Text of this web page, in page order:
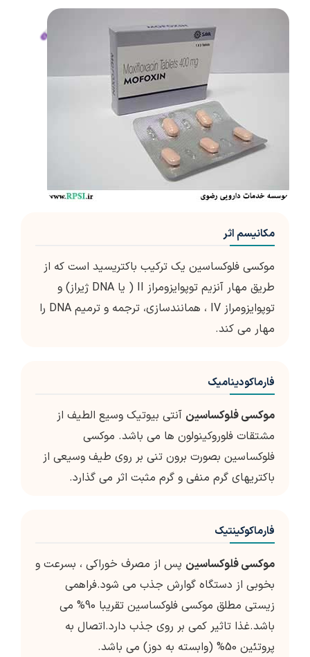
مکانیسم اثر
موکسی فلوکساسین یک ترکیب باکتریسید است که از
طریق مهار آنزیم توپوایزومراز II ( یا DNA ژیراز) و
توپوایزومراز IV ، همانندسازی، ترجمه و ترمیم DNA را
مهار می کند.
فارماکودینامیک
موکسی فلوکساسین آنتی بیوتیک وسیع الطیف از
مشتقات فلوروکینولون ها می باشد. موکسی
فلوکساسین بصورت برون تنی بر روی طیف وسیعی از
باکتریهای گرم منفی و گرم مثبت اثر می گذارد.
فارماکوکینتیک
موکسی فلوکساسین پس از مصرف خوراکی ، بسرعت و
بخوبی از دستگاه گوارش جذب می شود.فراهمی
زیستی مطلق موکسی فلوکساسین تقریبا 90% می
باشد.غذا تاثیر کمی بر روی جذب دارد.اتصال به
پروتئین 50% (وابسته به دوز) می باشد.